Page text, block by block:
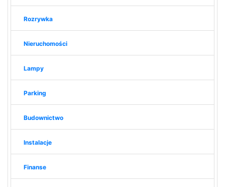
Rozrywka
Nieruchomości
Lampy
Parking
Budownictwo
Instalacje
Finanse